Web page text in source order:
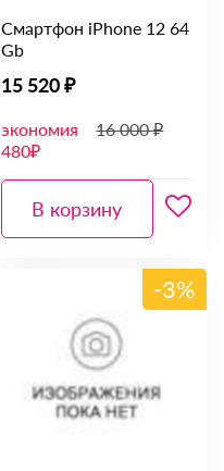
Смартфон iPhone 12 64
Gb
15 520 ₽
экономия
480₽
16 000 ₽
В корзину
-3%